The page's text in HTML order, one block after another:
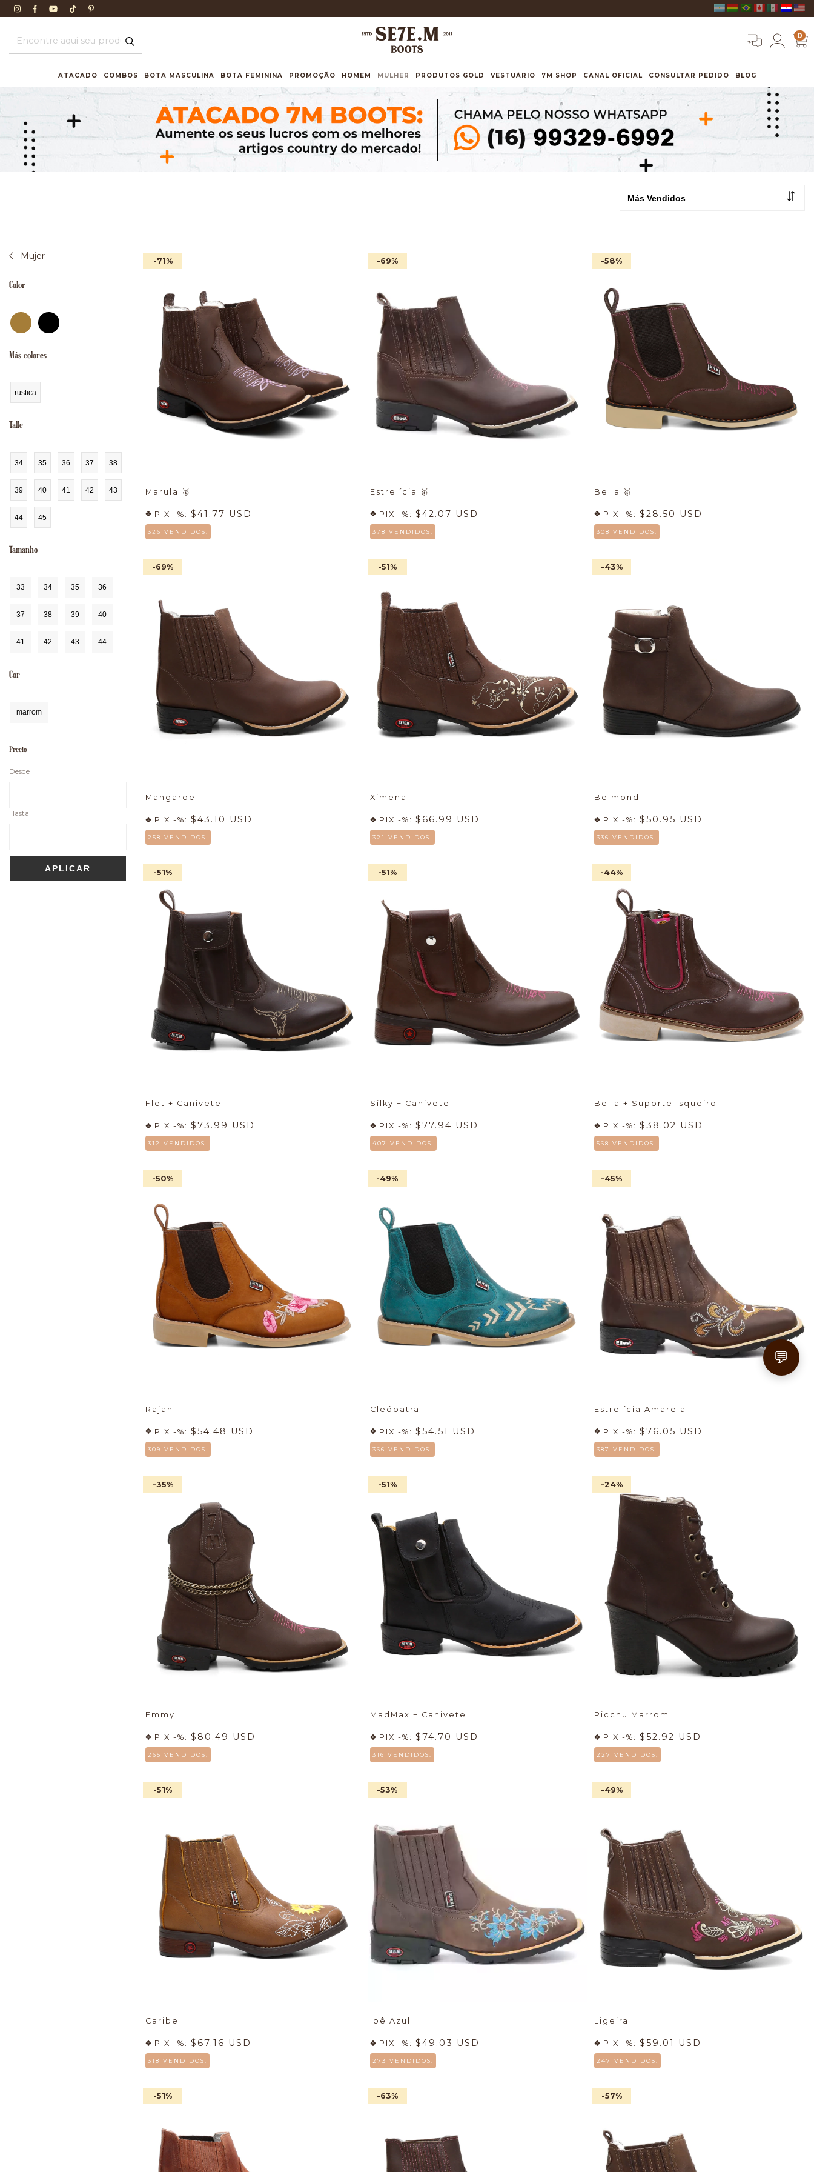
0
ATACADO COMBOS BOTA MASCULINA BOTA FEMININA PROMOÇÃO HOMEM MULHER PRODUTOS GOLD VESTUÁRIO 7M SHOP CANAL OFICIAL CONSULTAR PEDIDO BLOG
Mujer
Color
Más colores
rustica
Talle
34 35 36 37 38
39 40 41 42 43
44 45
Tamanho
33 34 35 36
37 38 39 40
41 42 43 44
Cor
marrom
Precio
Desde
Hasta
APLICAR
-71%
Marula 🥇
PIX -%: $41.77 USD
326 VENDIDOS.
-69%
Estrelícia 🥇
PIX -%: $42.07 USD
378 VENDIDOS.
-58%
Bella 🥇
PIX -%:$28.50 USD
308 VENDIDOS.
-69%
Mangaroe
PIX -%: $43.10 USD
258 VENDIDOS.
-51%
Ximena
PIX -%: $66.99 USD
321 VENDIDOS.
-43%
Belmond
PIX -%:$50.95 USD
336 VENDIDOS.
-51%
Flet + Canivete
PIX -%: $73.99 USD
312 VENDIDOS.
-51%
Silky + Canivete
PIX -%: $77.94 USD
407 VENDIDOS.
-44%
Bella + Suporte Isqueiro
PIX -%:$38.02 USD
568 VENDIDOS.
-50%
Rajah
PIX -%: $54.48 USD
309 VENDIDOS.
-49%
Cleópatra
PIX -%: $54.51 USD
366 VENDIDOS.
-45%
Estrelícia Amarela
PIX -%:$76.05 USD
387 VENDIDOS.
-35%
Emmy
PIX -%: $80.49 USD
265 VENDIDOS.
-51%
MadMax + Canivete
PIX -%: $74.70 USD
316 VENDIDOS.
-24%
Picchu Marrom
PIX -%:$52.92 USD
227 VENDIDOS.
-51%
Caribe
PIX -%: $67.16 USD
318 VENDIDOS.
-53%
Ipê Azul
PIX -%: $49.03 USD
273 VENDIDOS.
-49%
Ligeira
PIX -%:$59.01 USD
247 VENDIDOS.
-51% -63% -57%
💬